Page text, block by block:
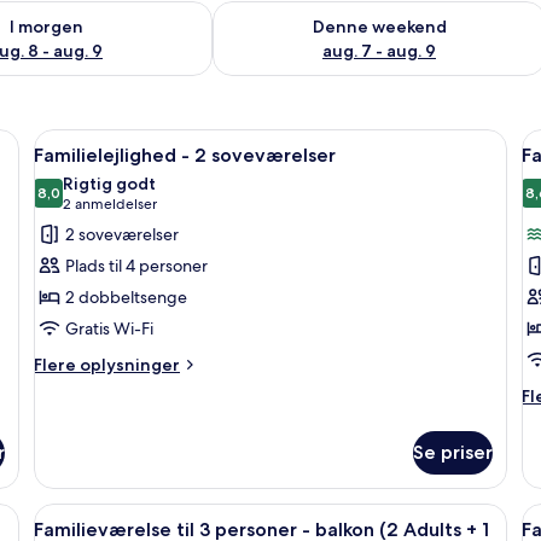
I morgen
8 - aug. 9
for i morgen aug. 8 - aug. 9
Denne weekend
aug. 7 - aug. 9
Tjek tilgængelighed for denne
puder og et foldet håndklæde.
Indlæs
alle
billeder
af
Familielejlighed
-
2
soveværelser
Et hotelværelse med seng,
4
Familielejlighed - 2 soveværelser
8,08,0 ud af 10
Rigtig godt
2 anmeldelser
(2
anmeldelser)
2 soveværelser
Plads til 4 personer
2 dobbeltsenge
Gratis Wi-Fi
Flere oplysninger
Flere
2
soveværelser
Se priser
af
puder og et foldet håndklæde.
Indlæs
Et hotelværelse med en seng, puder,
9
Familieværelse til 3 personer - balkon (2 Adults + 1